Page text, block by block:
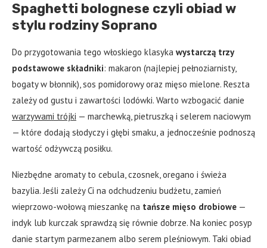
Spaghetti bolognese czyli obiad w
stylu rodziny Soprano
Do przygotowania tego włoskiego klasyka wystarczą trzy
podstawowe składniki: makaron (najlepiej pełnoziarnisty,
bogaty w błonnik), sos pomidorowy oraz mięso mielone. Reszta
zależy od gustu i zawartości lodówki. Warto wzbogacić danie
warzywami trójki — marchewką, pietruszką i selerem naciowym
— które dodają słodyczy i głębi smaku, a jednocześnie podnoszą
wartość odżywczą posiłku.
Niezbędne aromaty to cebula, czosnek, oregano i świeża
bazylia. Jeśli zależy Ci na odchudzeniu budżetu, zamień
wieprzowo-wołową mieszankę na tańsze mięso drobiowe —
indyk lub kurczak sprawdzą się równie dobrze. Na koniec posyp
danie startym parmezanem albo serem pleśniowym. Taki obiad